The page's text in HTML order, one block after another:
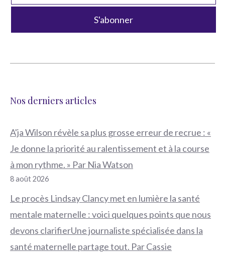
Nos derniers articles
A'ja Wilson révèle sa plus grosse erreur de recrue : «
Je donne la priorité au ralentissement et à la course
à mon rythme. » Par Nia Watson
8 août 2026
Le procès Lindsay Clancy met en lumière la santé
mentale maternelle : voici quelques points que nous
devons clarifierUne journaliste spécialisée dans la
santé maternelle partage tout. Par Cassie